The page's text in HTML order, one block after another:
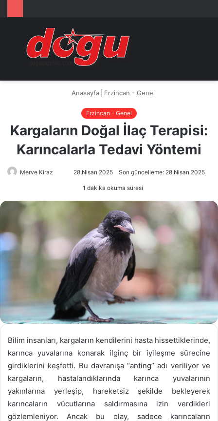
Arama
...
Anasayfa Erzincan - Genel
Erzincan - Genel
Kargaların Doğal İlaç Terapisi:
Karıncalarla Tedavi Yöntemi
Merve Kiraz 28 Nisan 2025 Son güncelleme: 28 Nisan 2025
1 dakika okuma süresi
Bilim insanları, kargaların kendilerini hasta hissettiklerinde,
karınca yuvalarına konarak ilginç bir iyileşme sürecine
girdiklerini keşfetti. Bu davranışa “anting” adı veriliyor ve
kargaların, hastalandıklarında karınca yuvalarının
yakınlarına yerleşip, hareketsiz şekilde bekleyerek
karıncaların vücutlarına saldırmasına izin verdikleri
gözlemleniyor. Ancak bu olay, sadece karıncaların